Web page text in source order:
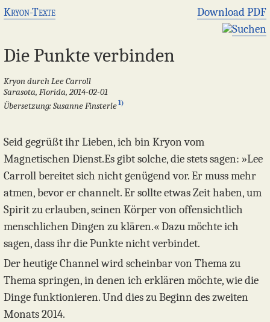
Kryon-Texte
Download PDF
Suchen
Die Punkte verbinden
Kryon durch Lee Carroll
Sarasota, Florida, 2014-02-01
Übersetzung: Susanne Finsterle1)
Seid gegrüßt ihr Lieben, ich bin Kryon vom
Magnetischen Dienst.Es gibt solche, die stets sagen: »Lee
Carroll bereitet sich nicht genügend vor. Er muss mehr
atmen, bevor er channelt. Er sollte etwas Zeit haben, um
Spirit zu erlauben, seinen Körper von offensichtlich
menschlichen Dingen zu klären.« Dazu möchte ich
sagen, dass ihr die Punkte nicht verbindet.
Der heutige Channel wird scheinbar von Thema zu
Thema springen, in denen ich erklären möchte, wie die
Dinge funktionieren. Und dies zu Beginn des zweiten
Monats 2014.